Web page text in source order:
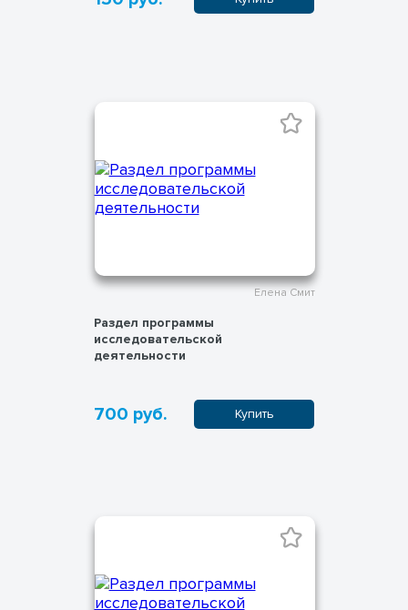
Елена Смит
Раздел программы
исследовательской
деятельности
700 руб. Купить